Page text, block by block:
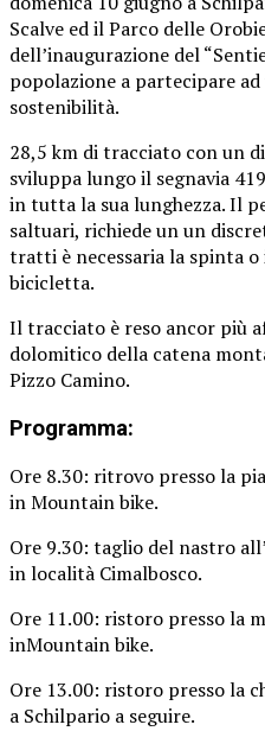
Scalve ed il Parco delle
dell’inaugurazione del
popolazione a partecipare
sostenibilità.
28,5 km di tracciato con un
sviluppa lungo il segnavia
in tutta la sua lunghezza. Il
saltuari, richiede un un
tratti è necessaria la spinta
bicicletta.
Il tracciato è reso ancor più
dolomitico della catena
Pizzo Camino.
Programma:
Ore 8.30: ritrovo presso la
in Mountain bike.
Ore 9.30: taglio del nastro
in località Cimalbosco.
Ore 11.00: ristoro presso la
inMountain bike.
Ore 13.00: ristoro presso la
a Schilpario a seguire.